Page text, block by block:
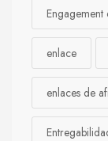
Engagement
enlace
enlaces de